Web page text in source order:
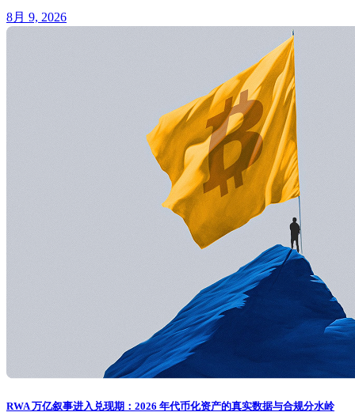
8月 9, 2026
RWA 万亿叙事进入兑现期：2026 年代币化资产的真实数据与合规分水岭